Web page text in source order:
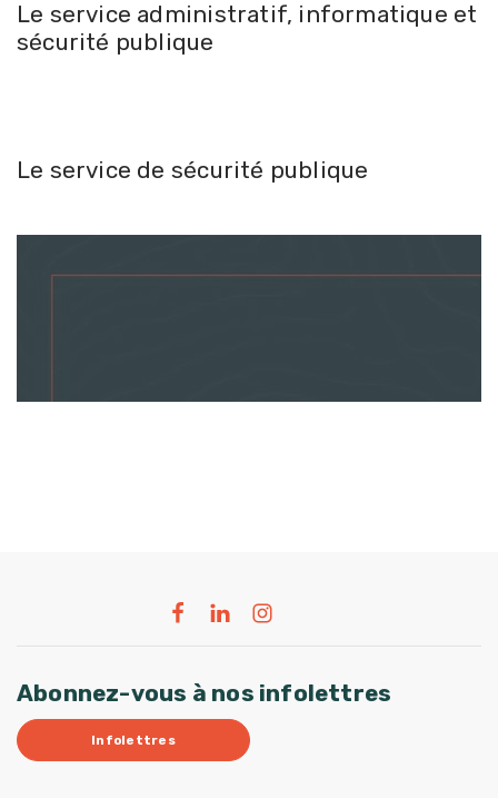
Le service administratif, informatique et
sécurité publique
Le service de sécurité publique
Abonnez-vous à nos infolettres
Infolettres